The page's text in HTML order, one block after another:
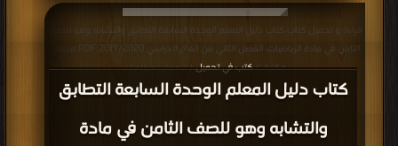
كتاب دليل المعلم الوحدة السابعة التطابق
والتشابه وهو للصف الثامن في مادة
قراءة و تحميل كتاب كتاب دليل المعلم الوحدة السابعة التطابق والتشابه وهو للصف
الثامن في مادة الرياضيات، الفصل الثاني من العام الدراسي 2019/2020 PDF مجانا |
مكتبة >كتب في تحميل| التحميل : مرة/مرات